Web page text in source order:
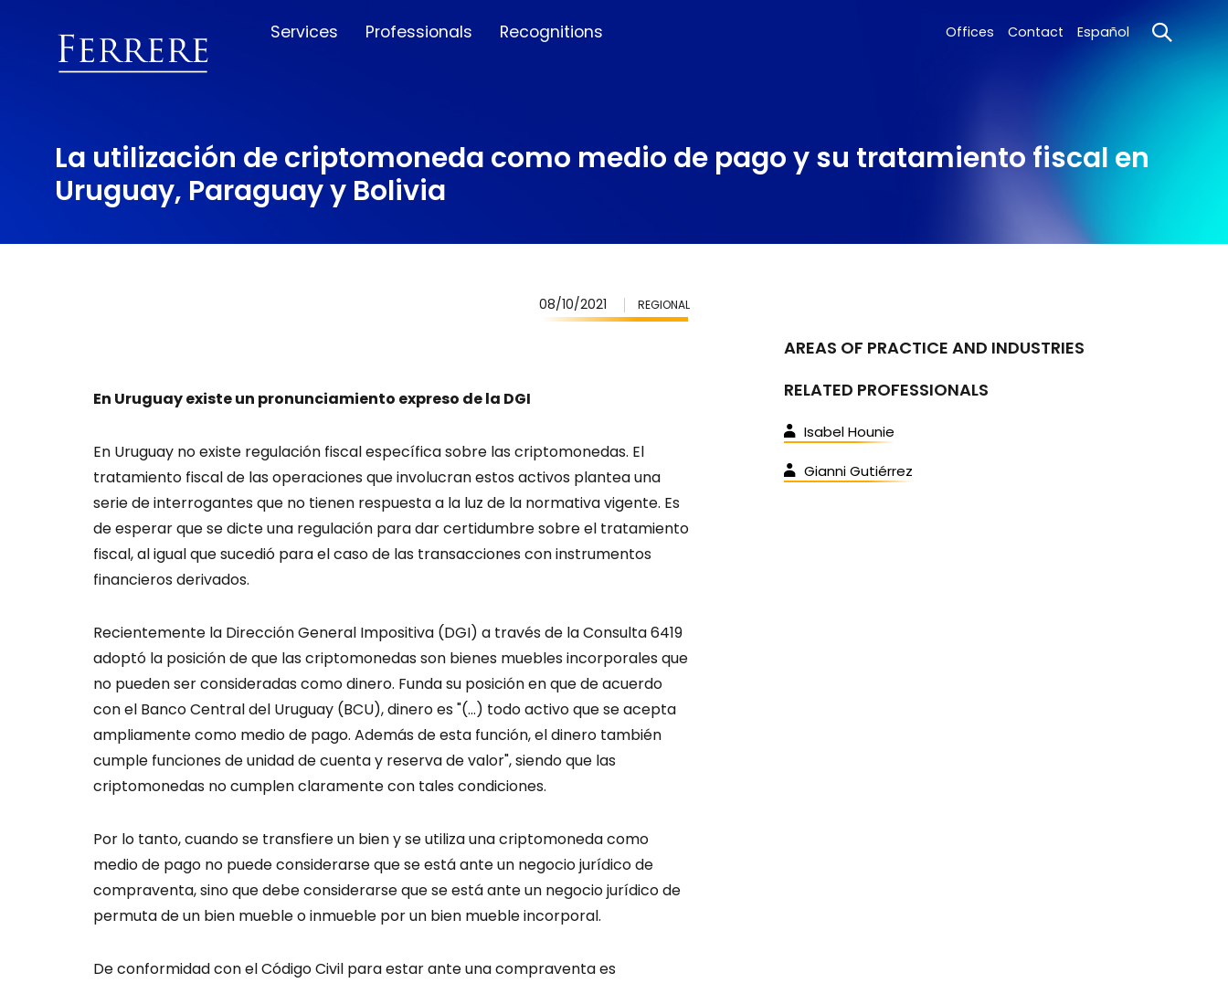
Services Professionals Recognitions Offices Contact Español
La utilización de criptomoneda como medio de pago y su tratamiento fiscal en
Uruguay, Paraguay y Bolivia
08/10/2021 REGIONAL
En Uruguay existe un pronunciamiento expreso de la DGI
En Uruguay no existe regulación fiscal específica sobre las criptomonedas. El
tratamiento fiscal de las operaciones que involucran estos activos plantea una
serie de interrogantes que no tienen respuesta a la luz de la normativa vigente. Es
de esperar que se dicte una regulación para dar certidumbre sobre el tratamiento
fiscal, al igual que sucedió para el caso de las transacciones con instrumentos
financieros derivados.
Recientemente la Dirección General Impositiva (DGI) a través de la Consulta 6419
adoptó la posición de que las criptomonedas son bienes muebles incorporales que
no pueden ser consideradas como dinero. Funda su posición en que de acuerdo
con el Banco Central del Uruguay (BCU), dinero es "(...) todo activo que se acepta
ampliamente como medio de pago. Además de esta función, el dinero también
cumple funciones de unidad de cuenta y reserva de valor", siendo que las
criptomonedas no cumplen claramente con tales condiciones.
Por lo tanto, cuando se transfiere un bien y se utiliza una criptomoneda como
medio de pago no puede considerarse que se está ante un negocio jurídico de
compraventa, sino que debe considerarse que se está ante un negocio jurídico de
permuta de un bien mueble o inmueble por un bien mueble incorporal.
De conformidad con el Código Civil para estar ante una compraventa es
AREAS OF PRACTICE AND INDUSTRIES
RELATED PROFESSIONALS
Isabel Hounie
Gianni Gutiérrez